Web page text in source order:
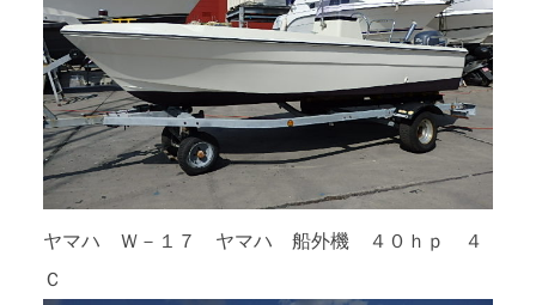
ヤマハ Ｗ－１７ ヤマハ 船外機 ４０ｈｐ ４
Ｃ